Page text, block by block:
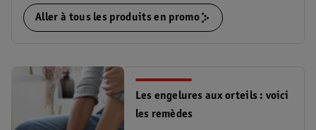
Aller à tous les produits en promo
Les engelures aux orteils : voici
les remèdes